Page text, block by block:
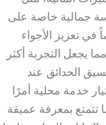
جمالية خاصة على
في تعزيز الأجواء
يجعل التجربة أكثر
الحدائق عند
خدمة محلية أمرًا
تتمتع بمعرفة عميقة